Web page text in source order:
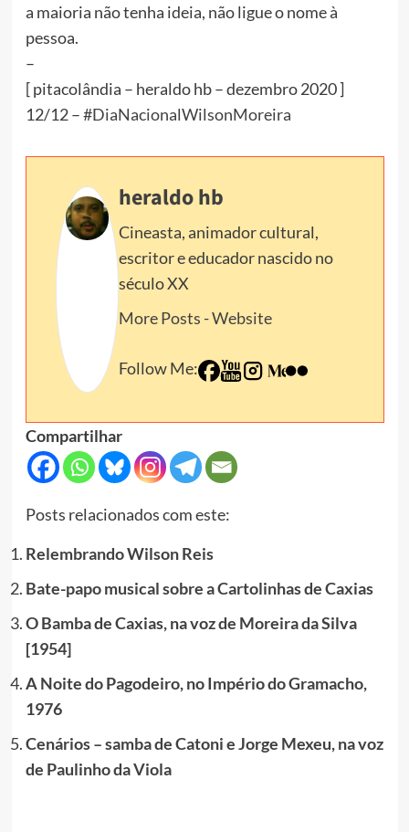
a maioria não tenha ideia, não ligue o nome à
pessoa.
–
[ pitacolândia – heraldo hb – dezembro 2020 ]
12/12 –#DiaNacionalWilsonMoreira
heraldo hb
Cineasta, animador cultural,
escritor e educador nascido no
século XX
More Posts -Website
Follow Me:
Compartilhar
Posts relacionados com este:
Relembrando Wilson Reis
Bate-papo musical sobre a Cartolinhas de Caxias
O Bamba de Caxias, na voz de Moreira da Silva
[1954]
A Noite do Pagodeiro, no Império do Gramacho,
1976
Cenários – samba de Catoni e Jorge Mexeu, na voz
de Paulinho da Viola